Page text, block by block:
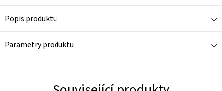
Popis produktu
Parametry produktu